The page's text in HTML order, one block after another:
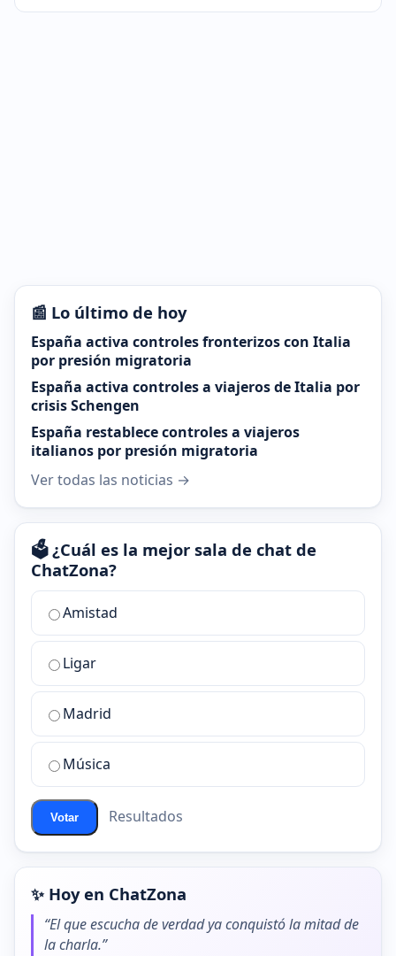
📰 Lo último de hoy
España activa controles fronterizos con Italia
por presión migratoria
España activa controles a viajeros de Italia por
crisis Schengen
España restablece controles a viajeros
italianos por presión migratoria
Ver todas las noticias →
🗳️ ¿Cuál es la mejor sala de chat de
ChatZona?
¿Cuál
la
mejor
sala
chat
ChatZona?
Amistad
Ligar
Madrid
Música
Votar Resultados
✨ Hoy en ChatZona
“El que escucha de verdad ya conquistó la mitad de
la charla.”